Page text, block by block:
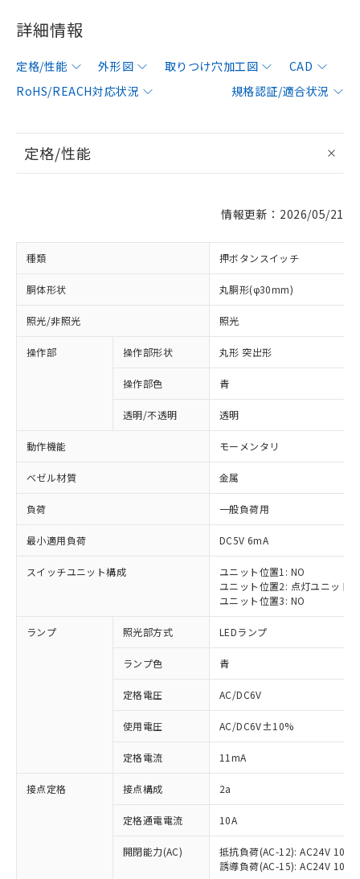
詳細情報
定格/性能 外形図 取りつけ穴加工図
CAD
RoHS/REACH対応状況
規格認証/適合状況
定格/性能
情報更新：2026/05/21
種類 押ボタンスイッチ
胴体形状 丸胴形(φ30mm)
照光/非照光 照光
操作部 操作部形状 丸形 突出形
操作部色 青
透明/不透明 透明
動作機能 モーメンタリ
ベゼル材質 金属
負荷 一般負荷用
最小適用負荷 DC5V 6mA
スイッチユニット構成
ユニット位置1: NO
ユニット位置2: 点灯ユニット
ユニット位置3: NO
ランプ 照光部方式 LEDランプ
ランプ色 青
定格電圧 AC/DC6V
使用電圧 AC/DC6V±10%
定格電流 11mA
接点定格 接点構成 2a
定格通電電流 10A
開閉能力(AC)
抵抗負荷(AC-12): AC24V 10A/
誘導負荷(AC-15): AC24V
ご利用条件
以下の条件をお読みいただき、同意のうえ
ご利用ください。
本サービスは、当社制御機器事業取扱
商品の当社在庫状況および標準価格
(税抜)を提供させていただくもので
当社制御機器事業取扱商品の中には、
対応済み：EU RoHS指令（10物質）の
非含有に対応した製品が提供可能な商品で
対応予定：EU RoHS指令（10物質）の非含
有に対応した製品に切り替える予定のある
対応予定なし：EU RoHS指令（10物質）の
非含有に非対応の商品で、対応品を出す予
調査・確認中：EU RoHS指令（10物質）の
非含有の対応状況を調査中または確認中の
非該当品：ライセンス料など無形物で、有
害物質有無と関係のない商品です。
仕入先様の事情により、非含有部品として
「○」：最大均質材料含有率が中国RoHSの
基準値以下であることを示します。
「×」：最大均質材料含有率が中国RoHSの